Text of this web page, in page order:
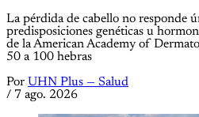
La pérdida de cabello no responde
predisposiciones genéticas u
de la American Academy of
50 a 100 hebras
Por UHN Plus — Salud
/ 7 ago. 2026